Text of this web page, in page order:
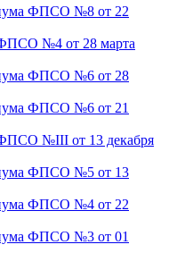
ФПСО №8 от 22
ФПСО №4 от 28 марта
ФПСО №6 от 28
ФПСО №6 от 21
ФПСО №III от 13 декабря
ФПСО №5 от 13
ФПСО №4 от 22
ФПСО №3 от 01